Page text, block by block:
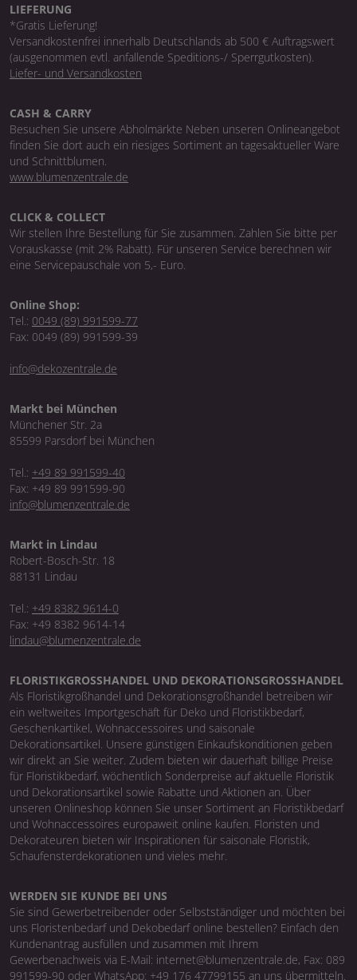
LIEFERUNG
*Gratis Lieferung!
Versandkostenfrei innerhalb Deutschlands ab 500 € Auftragswert
(ausgenommen evtl. anfallende Speditions-/ Sperrgutkosten).
Liefer- und Versandkosten
CASH & CARRY
Besuchen Sie unsere Abholmärkte Neben unseren Onlineangebot
finden Sie dort auch ein riesiges Sortiment an tagesaktueller Ware
und Schnittblumen.
www.blumenzentrale.de
CLICK & COLLECT
Wir stellen Ihre Bestellung für Sie zusammen. Zahlen Sie bitte per
Vorauskasse (mit 2% Rabatt). Für unseren Service berechnen wir
eine Servicepauschale von 5,- Euro.
Online Shop:
Tel.: 0049 (89) 991599-77
Fax: 0049 (89) 991599-39
info@dekozentrale.de
Markt bei München
Münchener Str. 2a
85599 Parsdorf bei München
Tel.: +49 89 991599-40
Fax: +49 89 991599-90
info@blumenzentrale.de
Markt in Lindau
Robert-Bosch-Str. 18
88131 Lindau
Tel.: +49 8382 9614-0
Fax: +49 8382 9614-14
lindau@blumenzentrale.de
FLORISTIKGROSSHANDEL UND DEKORATIONSGROSSHANDEL
Als Floristikgroßhandel und Dekorationsgroßhandel betreiben wir
ein weltweites Importgeschäft für Deko und Floristikbedarf,
Geschenkartikel, Wohnaccessoires und saisonale
Dekorationsartikel. Unsere günstigen Einkaufskonditionen geben
wir direkt an Sie weiter. Zudem bieten wir dauerhaft billige Preise
für Floristikbedarf, wöchentlich Sonderpreise auf aktuelle Floristik
und Dekorationsartikel sowie Rabatte und Aktionen an. Über
unseren Onlineshop können Sie unser Sortiment an Floristikbedarf
und Wohnaccessoires europaweit online kaufen. Floristen und
Dekorateuren bieten wir Inspirationen für saisonale Floristik,
Schaufensterdekorationen und vieles mehr.
WERDEN SIE KUNDE BEI UNS
Sie sind Gewerbetreibender oder Selbstständiger und möchten bei
uns Floristenbedarf und Dekobedarf online bestellen? Einfach den
Kundenantrag ausfüllen und zusammen mit Ihrem
Gewerbenachweis via E-Mail: internet@blumenzentrale.de, Fax: 089
991599-90 oder WhatsApp: +49 176 47799155 an uns übermitteln.